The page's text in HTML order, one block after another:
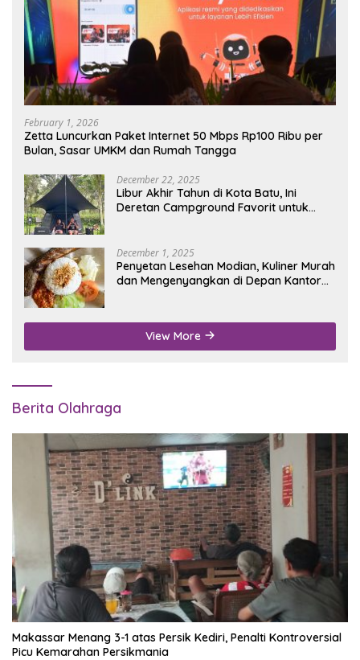
February 1, 2026
Zetta Luncurkan Paket Internet 50 Mbps Rp100 Ribu per
Bulan, Sasar UMKM dan Rumah Tangga
December 22, 2025
Libur Akhir Tahun di Kota Batu, Ini
Deretan Campground Favorit untuk
December 1, 2025
Penyetan Lesehan Modian, Kuliner Murah
dan Mengenyangkan di Depan Kantor
View More
Berita Olahraga
Makassar Menang 3-1 atas Persik Kediri, Penalti Kontroversial
Picu Kemarahan Persikmania